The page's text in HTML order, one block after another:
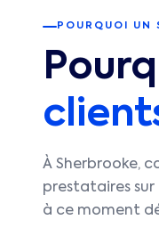
POURQUOI UN
À Sherbrooke,
prestataires sur
à ce moment